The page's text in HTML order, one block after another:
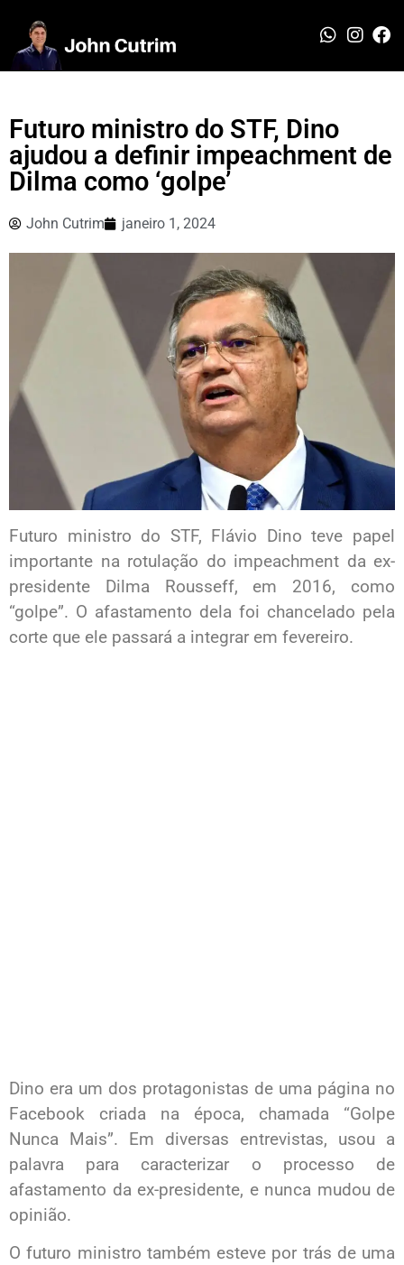
Futuro ministro do STF, Dino
ajudou a definir impeachment de
Dilma como ‘golpe’
John Cutrim janeiro 1, 2024
Futuro ministro do STF, Flávio Dino teve papel
importante na rotulação do impeachment da ex-
presidente Dilma Rousseff, em 2016, como
“golpe”. O afastamento dela foi chancelado pela
corte que ele passará a integrar em fevereiro.
Dino era um dos protagonistas de uma página no
Facebook criada na época, chamada “Golpe
Nunca Mais”. Em diversas entrevistas, usou a
palavra para caracterizar o processo de
afastamento da ex-presidente, e nunca mudou de
opinião.
O futuro ministro também esteve por trás de uma